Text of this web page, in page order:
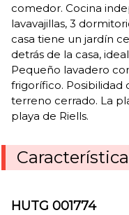
comedor. Cocina
lavavajillas, 3
casa tiene un jardín
detrás de la casa,
Pequeño lavadero
frigorífico. Posibilidad
terreno cerrado. La
playa de Riells.
HUTG 001774